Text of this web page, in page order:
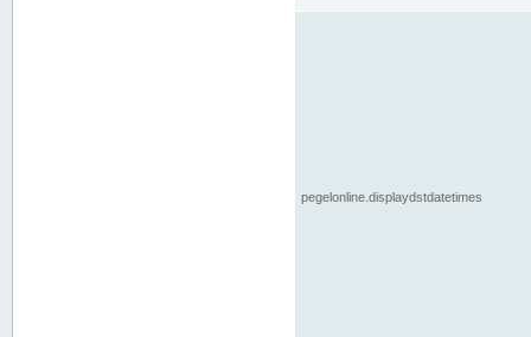
pegelonline.displaydstdatetimes